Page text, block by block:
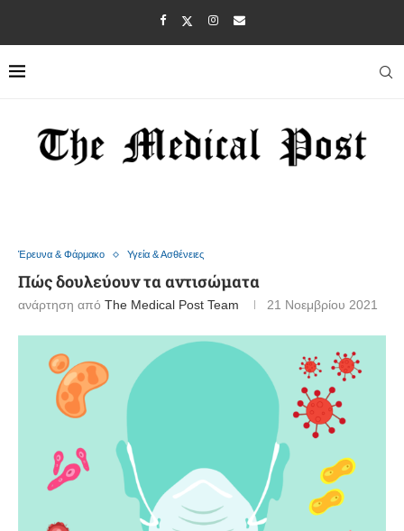
Έρευνα & Φάρμακο Υγεία & Ασθένειες
Πώς δουλεύουν τα αντισώματα
ανάρτηση από The Medical Post Team 21 Νοεμβρίου 2021